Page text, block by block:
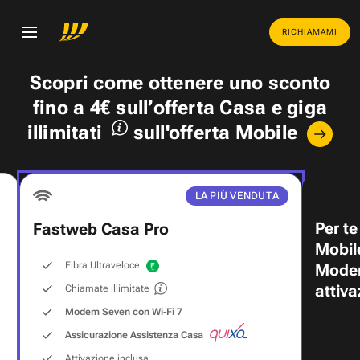
RICHIAMAMI
Scopri come ottenere uno sconto
fino a 4€ sull’offerta Casa egiga
illimitati
sull'offerta Mobile
LA PIÙ VENDUTA
Fastweb Casa Pro
Fibra Ultraveloce
Chiamate illimitate
Modem Seven con Wi‑Fi 7
Assicurazione Assistenza Casa
Per